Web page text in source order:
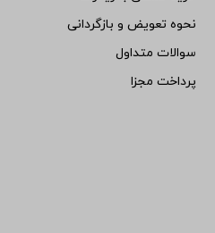
نحوه تعویض و بازگردانی
سوالات متداول
پرداخت مجزا